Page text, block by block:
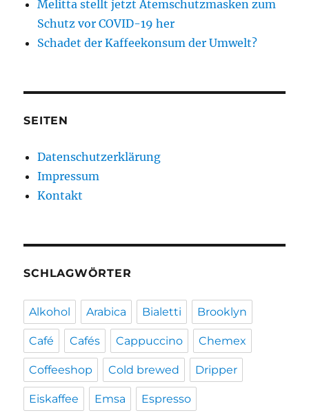
Melitta stellt jetzt Atemschutzmasken zum
Schutz vor COVID-19 her
Schadet der Kaffeekonsum der Umwelt?
SEITEN
Datenschutzerklärung
Impressum
Kontakt
SCHLAGWÖRTER
Alkohol Arabica Bialetti Brooklyn
Café Cafés Cappuccino Chemex
Coffeeshop Cold brewed Dripper
Eiskaffee Emsa Espresso